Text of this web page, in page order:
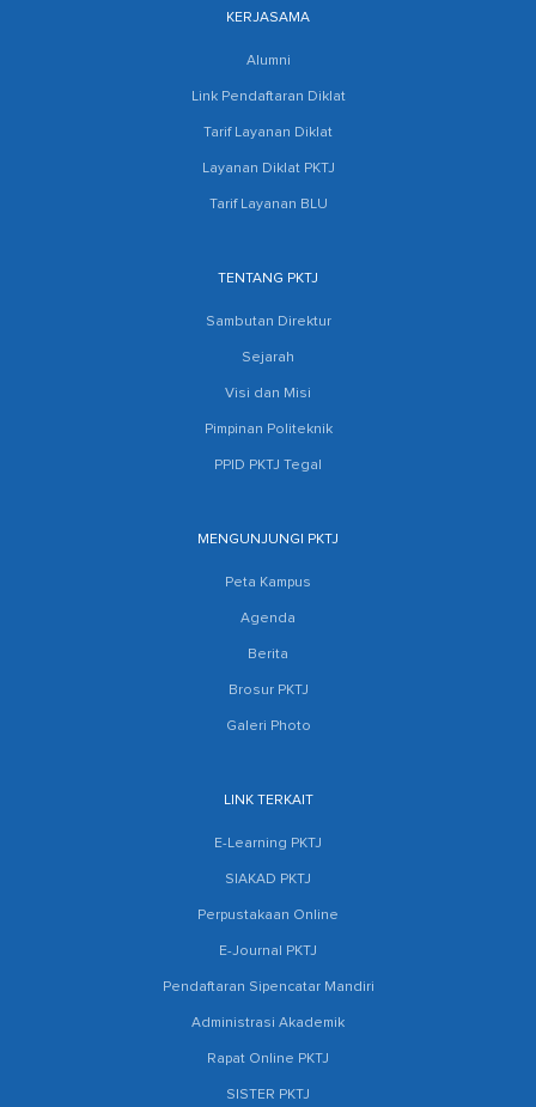
KERJASAMA
Alumni
Link Pendaftaran Diklat
Tarif Layanan Diklat
Layanan Diklat PKTJ
Tarif Layanan BLU
TENTANG PKTJ
Sambutan Direktur
Sejarah
Visi dan Misi
Pimpinan Politeknik
PPID PKTJ Tegal
MENGUNJUNGI PKTJ
Peta Kampus
Agenda
Berita
Brosur PKTJ
Galeri Photo
LINK TERKAIT
E-Learning PKTJ
SIAKAD PKTJ
Perpustakaan Online
E-Journal PKTJ
Pendaftaran Sipencatar Mandiri
Administrasi Akademik
Rapat Online PKTJ
SISTER PKTJ